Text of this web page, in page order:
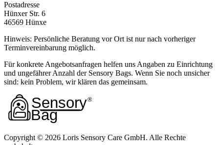
Postadresse
Hünxer Str. 6
46569 Hünxe
Hinweis: Persönliche Beratung vor Ort ist nur nach vorheriger
Terminvereinbarung möglich.
Für konkrete Angebotsanfragen helfen uns Angaben zu Einrichtung
und ungefährer Anzahl der Sensory Bags. Wenn Sie noch unsicher
sind: kein Problem, wir klären das gemeinsam.
Copyright © 2026 Loris Sensory Care GmbH. Alle Rechte